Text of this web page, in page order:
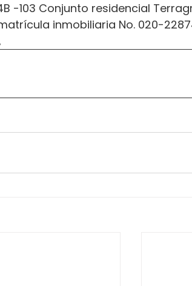
-103 Conjunto residencial
inmobiliaria No. 020-